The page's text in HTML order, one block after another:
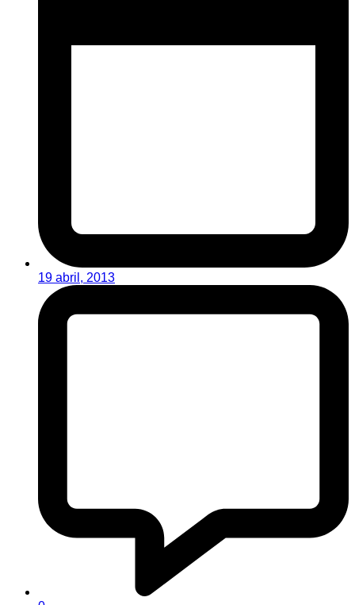
19 abril, 2013